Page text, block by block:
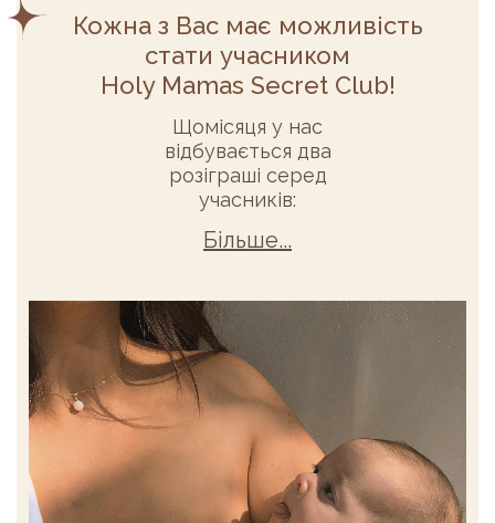
Кожна з Вас має можливість
стати учасником
Holy Mamas Secret Club!
Щомісяця у нас
відбувається два
розіграші серед
учасників:
Більше...